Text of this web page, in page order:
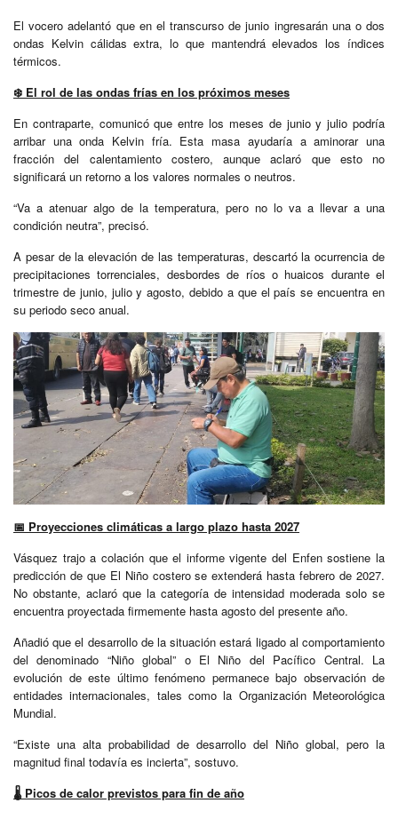
El vocero adelantó que en el transcurso de junio ingresarán una o dos
ondas Kelvin cálidas extra, lo que mantendrá elevados los índices
térmicos.
❄ ️ El rol de las ondas frías en los próximos meses
En contraparte, comunicó que entre los meses de junio y julio podría
arribar una onda Kelvin fría. Esta masa ayudaría a aminorar una
fracción del calentamiento costero, aunque aclaró que esto no
significará un retorno a los valores normales o neutros.
“Va a atenuar algo de la temperatura, pero no lo va a llevar a una
condición neutra”, precisó.
A pesar de la elevación de las temperaturas, descartó la ocurrencia de
precipitaciones torrenciales, desbordes de ríos o huaicos durante el
trimestre de junio, julio y agosto, debido a que el país se encuentra en
su periodo seco anual.
📅 Proyecciones climáticas a largo plazo hasta 2027
Vásquez trajo a colación que el informe vigente del Enfen sostiene la
predicción de que El Niño costero se extenderá hasta febrero de 2027.
No obstante, aclaró que la categoría de intensidad moderada solo se
encuentra proyectada firmemente hasta agosto del presente año.
Añadió que el desarrollo de la situación estará ligado al comportamiento
del denominado “Niño global” o El Niño del Pacífico Central. La
evolución de este último fenómeno permanece bajo observación de
entidades internacionales, tales como la Organización Meteorológica
Mundial.
“Existe una alta probabilidad de desarrollo del Niño global, pero la
magnitud final todavía es incierta”, sostuvo.
🌡️ Picos de calor previstos para fin de año